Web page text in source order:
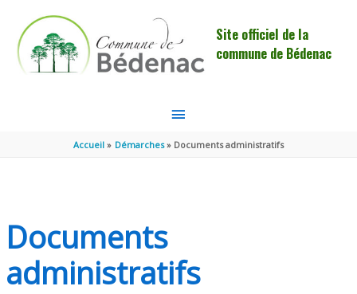
Site officiel de la
commune de Bédenac
MENU
PRINCIPAL
Accueil Démarches Documents administratifs
Documents
administratifs